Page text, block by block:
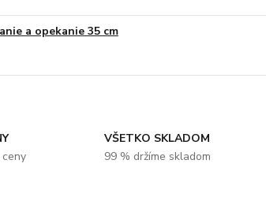
a opekanie 35 cm
VŠETKO SKLADOM
99 % držíme skladom